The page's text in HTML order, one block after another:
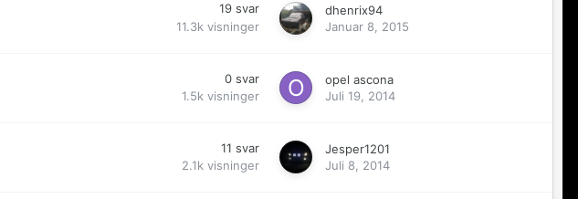
19 svar
11.3k visninger
dhenrix94
Januar 8, 2015
0 svar
1.5k visninger
opel ascona
Juli 19, 2014
11 svar
2.1k visninger
Jesper1201
Juli 8, 2014